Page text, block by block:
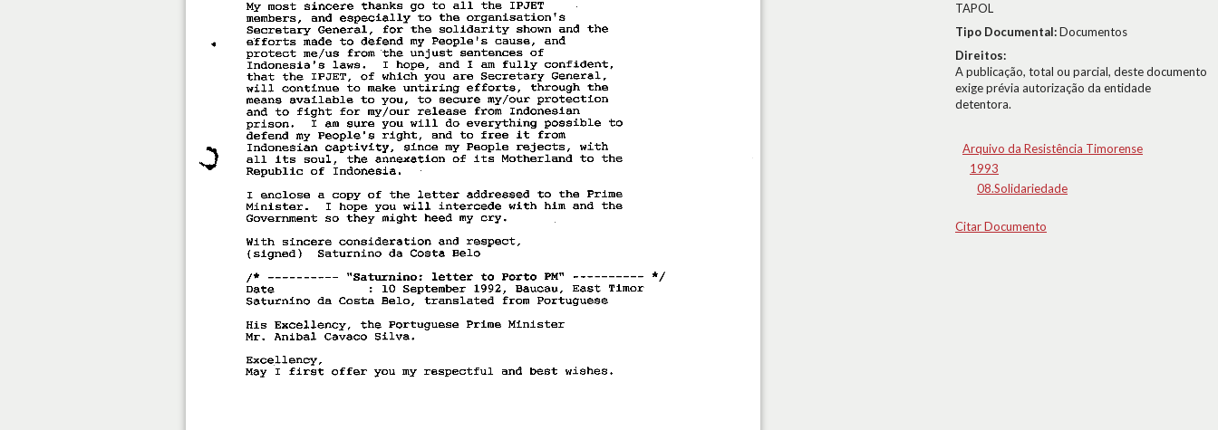
TAPOL
Tipo Documental:Documentos
Direitos:
A publicação, total ou parcial, deste documento
exige prévia autorização da entidade
detentora.
Arquivo da Resistência Timorense
1993
08.Solidariedade
Citar Documento